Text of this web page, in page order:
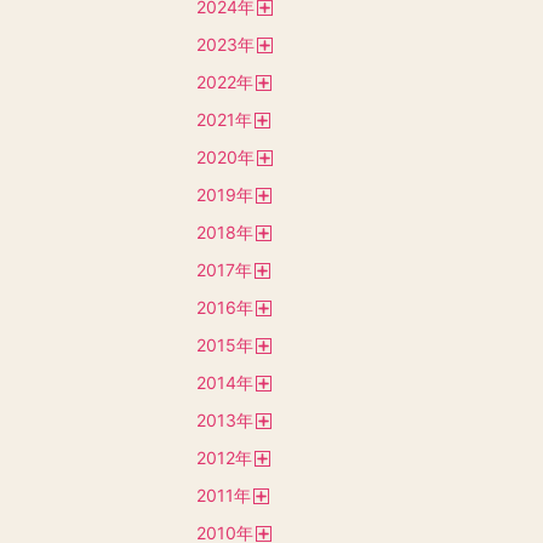
2024年
2023年
2022年
2021年
2020年
2019年
2018年
2017年
2016年
2015年
2014年
2013年
2012年
2011年
2010年